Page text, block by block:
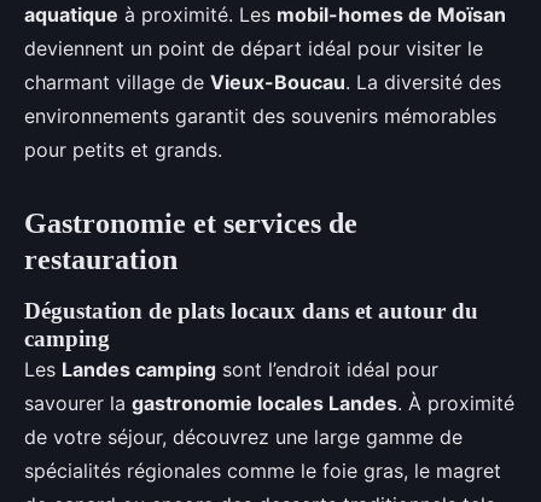
aquatique à proximité. Les mobil-homes de Moïsan
deviennent un point de départ idéal pour visiter le
charmant village de Vieux-Boucau. La diversité des
environnements garantit des souvenirs mémorables
pour petits et grands.
Gastronomie et services de
restauration
Dégustation de plats locaux dans et autour du
camping
Les Landes camping sont l’endroit idéal pour
savourer la gastronomie locales Landes. À proximité
de votre séjour, découvrez une large gamme de
spécialités régionales comme le foie gras, le magret